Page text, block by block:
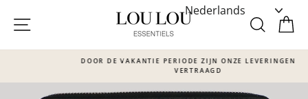
content
SITE NAVIGATIE
missing:
DOOR DE VAKANTIE PERIODE ZIJN ONZE LEVERINGEN IETS
VERTRAAGD